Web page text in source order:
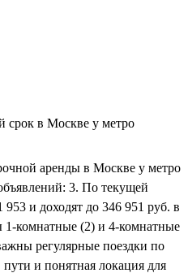
срок в Москве у метро
аренды в Москве у метро
3. По текущей
и доходят до 346 951 руб. в
1-комнатные (2) и 4-комнатные
регулярные поездки по
пути и понятная локация для